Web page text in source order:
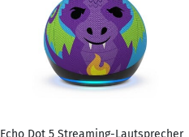
Echo Dot 5 Streaming-Lautsprecher